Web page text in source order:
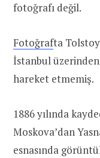
fotoğrafı değil.
Fotoğrafta
İstanbul
hareket etmemiş.
1886 yılında
Moskova’dan
esnasında